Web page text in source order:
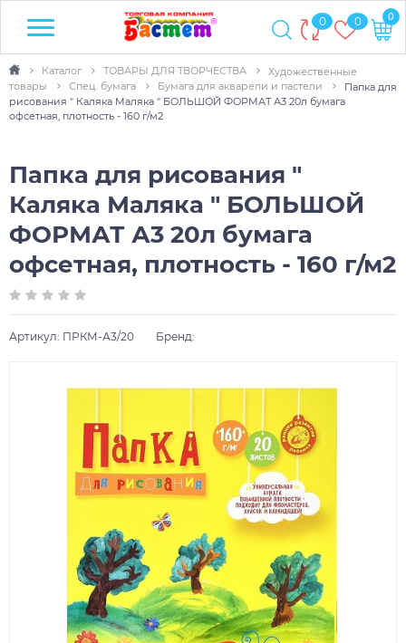
0 0 0
Каталог ТОВАРЫ ДЛЯ ТВОРЧЕСТВА
Художественные
товары
Спец. бумага Бумага для акварели и пастели
Папка для
рисования " Каляка Маляка " БОЛЬШОЙ ФОРМАТ А3 20л бумага
офсетная, плотность - 160 г/м2
Папка для рисования "
Каляка Маляка " БОЛЬШОЙ
ФОРМАТ А3 20л бумага
офсетная, плотность - 160 г/м2
Артикул: ПРКМ-А3/20 Бренд: